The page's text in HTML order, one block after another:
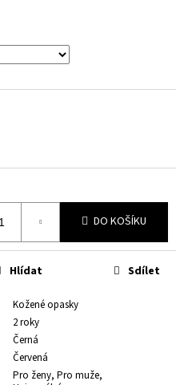
DO KOŠÍKU
Kožené opasky
2 roky
Černá
Červená
Pro ženy, Pro muže,
Hlídat Sdílet